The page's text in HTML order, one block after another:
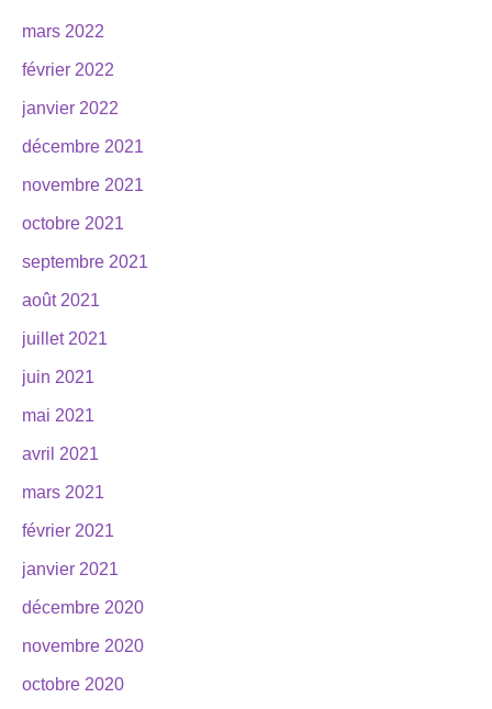
mars 2022
février 2022
janvier 2022
décembre 2021
novembre 2021
octobre 2021
septembre 2021
août 2021
juillet 2021
juin 2021
mai 2021
avril 2021
mars 2021
février 2021
janvier 2021
décembre 2020
novembre 2020
octobre 2020